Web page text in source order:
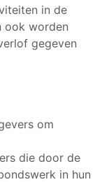
in de
ook worden
gegeven
om
die door de
in hun